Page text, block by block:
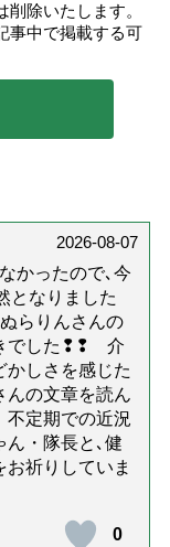
除いたします。
事中で掲載する可
2026-08-07
かったので､今
となりました
らりんさんの
でした❢❢ 介
かしさを感じた
んの文章を読ん
不定期での近況
ん・隊長と､健
祈りしていま
0